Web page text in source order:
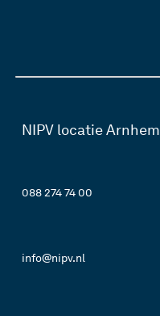
NIPV locatie Arnhem
088 274 74 00
info@nipv.nl